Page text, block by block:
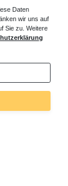
Daten
wir uns auf
Sie zu. Weitere